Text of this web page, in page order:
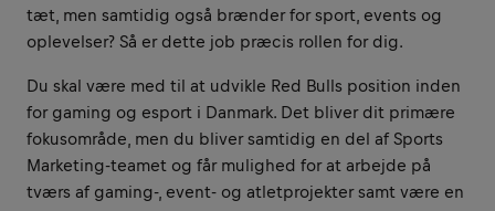
tæt, men samtidig også brænder for sport, events og
oplevelser? Så er dette job præcis rollen for dig.
Du skal være med til at udvikle Red Bulls position inden
for gaming og esport i Danmark. Det bliver dit primære
fokusområde, men du bliver samtidig en del af Sports
Marketing-teamet og får mulighed for at arbejde på
tværs af gaming-, event- og atletprojekter samt være en